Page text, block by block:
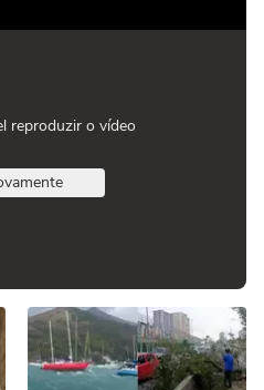
reproduzir o vídeo